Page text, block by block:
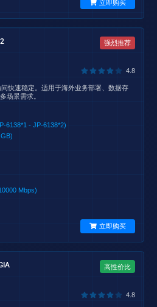
立即购买
强烈推荐
4.8
快速稳定。适用于海外业务部署、数据存
场景需求。
6138*1 - JP-6138*2)
Mbps)
立即购买
高性价比
4.8